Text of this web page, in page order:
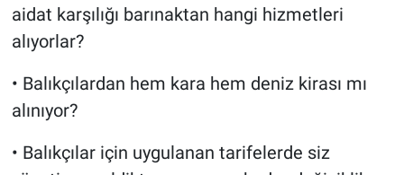
aidat karşılığı barınaktan hangi hizmetleri
alıyorlar?
• Balıkçılardan hem kara hem deniz kirası mı
alınıyor?
• Balıkçılar için uygulanan tarifelerde siz